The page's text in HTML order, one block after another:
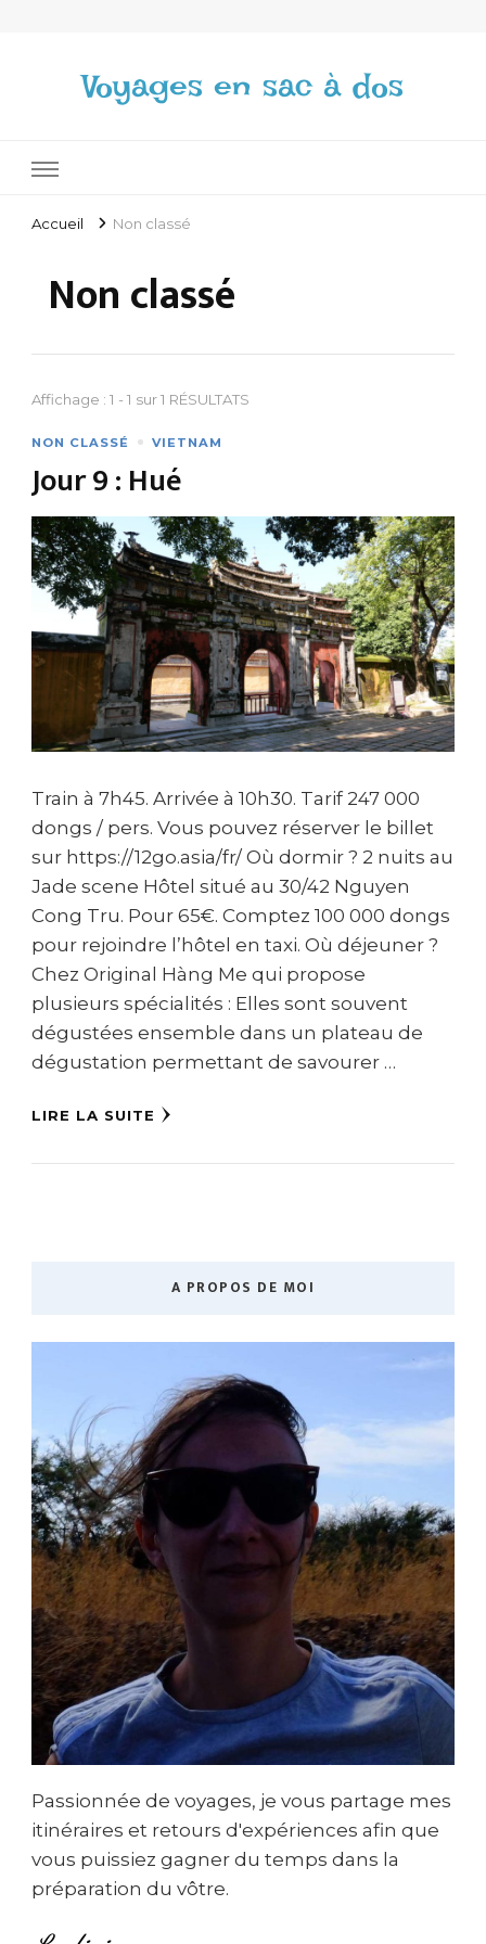
Voyages en sac à dos
Accueil Non classé
Non classé
Affichage : 1 - 1 sur 1 RÉSULTATS
NON CLASSÉ VIETNAM
Jour 9 : Hué
Train à 7h45. Arrivée à 10h30. Tarif 247 000
dongs / pers. Vous pouvez réserver le billet
sur https://12go.asia/fr/ Où dormir ? 2 nuits au
Jade scene Hôtel situé au 30/42 Nguyen
Cong Tru. Pour 65€. Comptez 100 000 dongs
pour rejoindre l’hôtel en taxi. Où déjeuner ?
Chez Original Hàng Me qui propose
plusieurs spécialités : Elles sont souvent
dégustées ensemble dans un plateau de
dégustation permettant de savourer …
LIRE LA SUITE
A PROPOS DE MOI
Passionnée de voyages, je vous partage mes
itinéraires et retours d'expériences afin que
vous puissiez gagner du temps dans la
préparation du vôtre.